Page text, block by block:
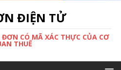
ĐIỆN TỬ
CÓ MÃ XÁC THỰC CỦA CƠ
THUẾ